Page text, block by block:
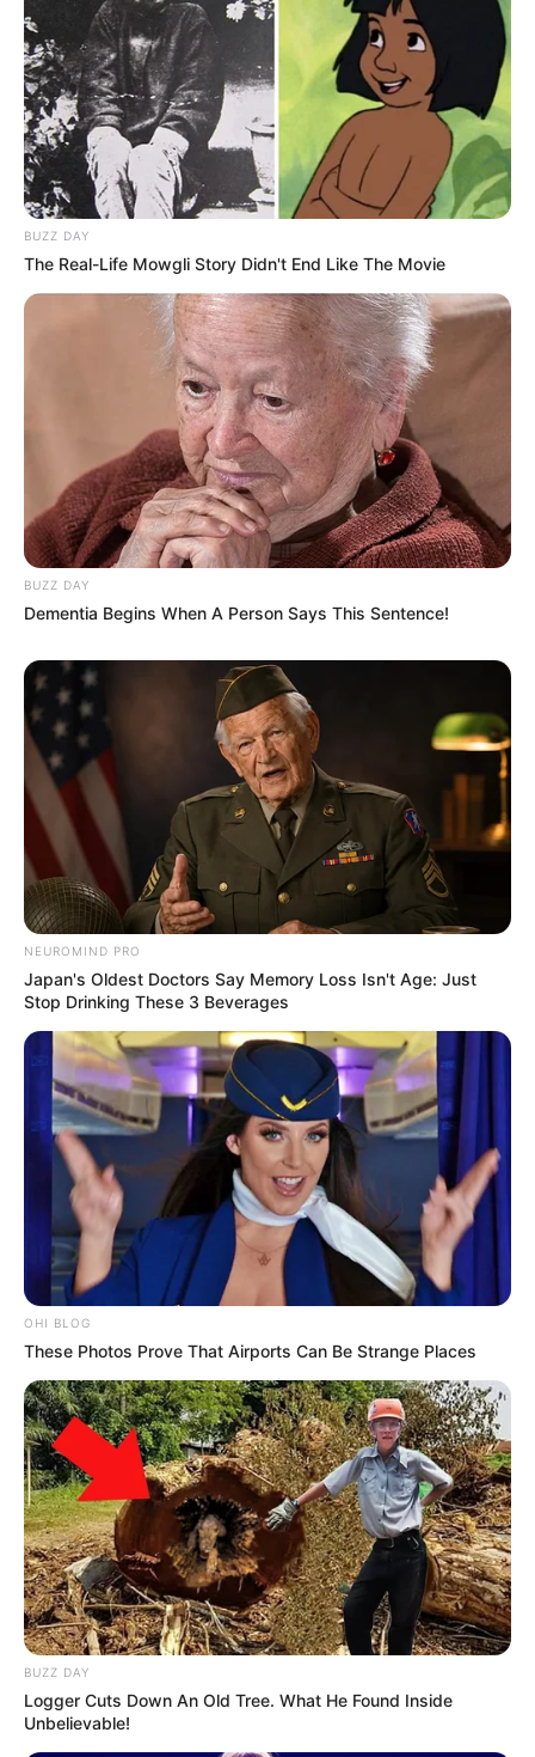
BUZZ DAY
The Real-Life Mowgli Story Didn't End Like The Movie
BUZZ DAY
Dementia Begins When A Person Says This Sentence!
NEUROMIND PRO
Japan's Oldest Doctors Say Memory Loss Isn't Age: Just
Stop Drinking These 3 Beverages
OHI BLOG
These Photos Prove That Airports Can Be Strange Places
BUZZ DAY
Logger Cuts Down An Old Tree. What He Found Inside
Unbelievable!